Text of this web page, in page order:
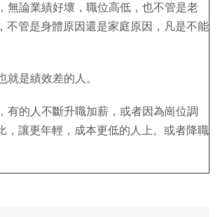
無論業績好壞，職位高低，也不管是老
不管是身體原因還是家庭原因，凡是不能
就是績效差的人。
有的人不斷升職加薪，或者因為崗位調
，讓更年輕，成本更低的人上。或者降職